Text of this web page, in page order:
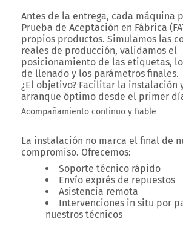
Antes de la entrega, cada máquina
Prueba de Aceptación en Fábrica
propios productos. Simulamos las
reales de producción, validamos el
posicionamiento de las etiquetas,
de llenado y los parámetros finales.
¿El objetivo? Facilitar la instalación
arranque óptimo desde el primer
Acompañamiento continuo y fiable
La instalación no marca el final de
compromiso. Ofrecemos:
Soporte técnico rápido
Envío exprés de repuestos
Asistencia remota
Intervenciones in situ por
nuestros técnicos